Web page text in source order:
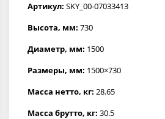
Артикул: SKY_00-07033413
Высота, мм: 730
Диаметр, мм: 1500
Размеры, мм: 1500×730
Масса нетто, кг: 28.65
Масса брутто, кг: 30.5